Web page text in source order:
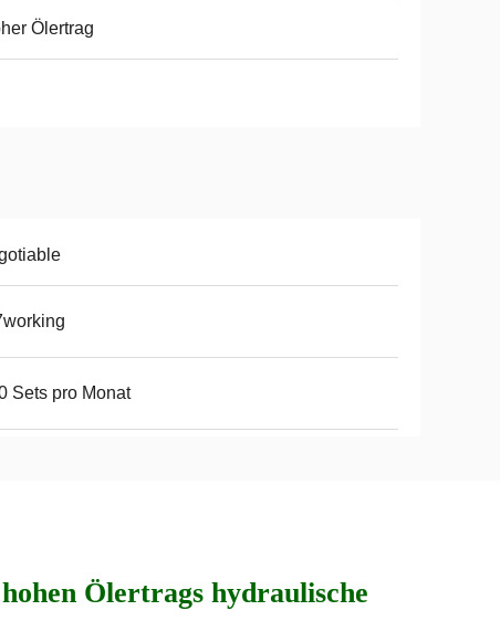
Ölertrag
Sets pro Monat
Ölertrags hydraulische